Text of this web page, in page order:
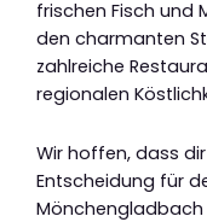
frischen Fisch und
den charmanten
zahlreiche
regionalen
Wir hoffen, dass
Entscheidung für
Mönchengladbach